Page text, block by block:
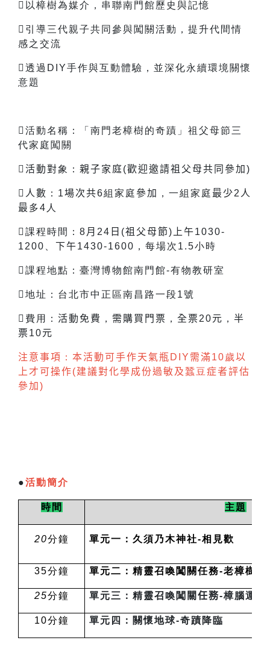
以樟樹為媒介，串聯南門館歷史與記憶
引導三代親子共同參與闖關活動，提升代間情
感之交流
透過DIY手作與互動體驗，並深化永續環境關懷
意題
活動名稱：「南門老樟樹的奇蹟」祖父母節三
代家庭闖關
 活動對象： 親子家庭(歡迎邀請祖父母共同參加)
人數 ：1場次共6組家庭參加 ，一組家庭 最少2 人
最 多4人
課程時間：8 月 24 日 (祖父母節) 上午1030-
1200
下午1430-1600，每場次1.5小時
課程地點：臺灣博物館南門館-有物教研室
地址：台北市中正區南昌路一段1號
費用： 活動免費 ， 需購買門票 ， 全票20元 ， 半
票10元
注意事項 ： 本活動可手作天氣瓶 DIY 需滿10歲以
上才可操作(建議對化學成份過敏及蠶豆症者評估
參加 )
●活動簡介
時間 主題
20分鐘 單元一：久須乃木神社-相見歡
35分鐘 單元二：精靈召喚闖關任務-老樟樹與
25分鐘 單元三：精靈召喚闖 關任務-樟腦運用
10分鐘 單元四：關懷地球-奇蹟降臨